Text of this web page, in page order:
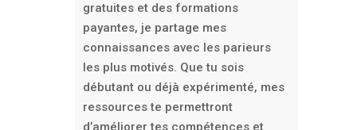
gratuites et des formations
payantes, je partage mes
connaissances avec les parieurs
les plus motivés. Que tu sois
débutant ou déjà expérimenté, mes
ressources te permettront
d’améliorer tes compétences et